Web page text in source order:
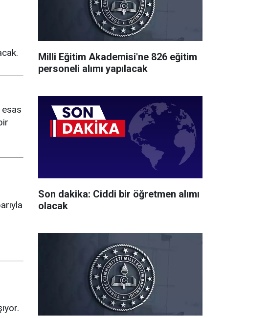
esas
Milli Eğitim Akademisi'ne 826 eğitim
personeli alımı yapılacak
Son dakika: Ciddi bir öğretmen alımı
olacak